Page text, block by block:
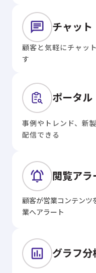
チャット
顧客と気軽にチャッ
す
ポータル
事例やトレンド、新
配信できる
閲覧アラ
顧客が営業コンテンツ
業へアラート
グラフ分